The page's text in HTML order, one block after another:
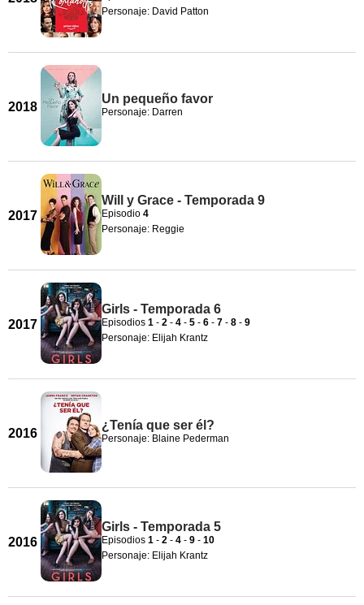
Personaje: David Patton
2018
Un pequeño favor
Personaje: Darren
2017
Will y Grace - Temporada 9
Episodio 4
Personaje: Reggie
2017
Girls - Temporada 6
Episodios 1 - 2 - 4 - 5 - 6 - 7 - 8 - 9
Personaje: Elijah Krantz
2016
¿Tenía que ser él?
Personaje: Blaine Pederman
2016
Girls - Temporada 5
Episodios 1 - 2 - 4 - 9 - 10
Personaje: Elijah Krantz